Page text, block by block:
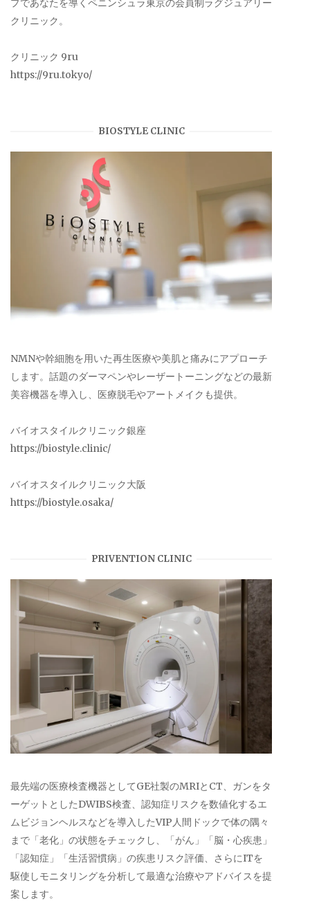
プであなたを導くペニンシュラ東京の会員制ラグジュアリー
クリニック。
クリニック 9ru
https://9ru.tokyo/
BIOSTYLE CLINIC
NMNや幹細胞を用いた再生医療や美肌と痛みにアプローチ
します。話題のダーマペンやレーザートーニングなどの最新
美容機器を導入し、医療脱毛やアートメイクも提供。
バイオスタイルクリニック銀座
https://biostyle.clinic/
バイオスタイルクリニック大阪
https://biostyle.osaka/
PRIVENTION CLINIC
最先端の医療検査機器としてGE社製のMRIとCT、ガンをタ
ーゲットとしたDWIBS検査、認知症リスクを数値化するエ
ムビジョンヘルスなどを導入したVIP人間ドックで体の隅々
まで「老化」の状態をチェックし、「がん」「脳・心疾患」
「認知症」「生活習慣病」の疾患リスク評価、さらにITを
駆使しモニタリングを分析して最適な治療やアドバイスを提
案します。